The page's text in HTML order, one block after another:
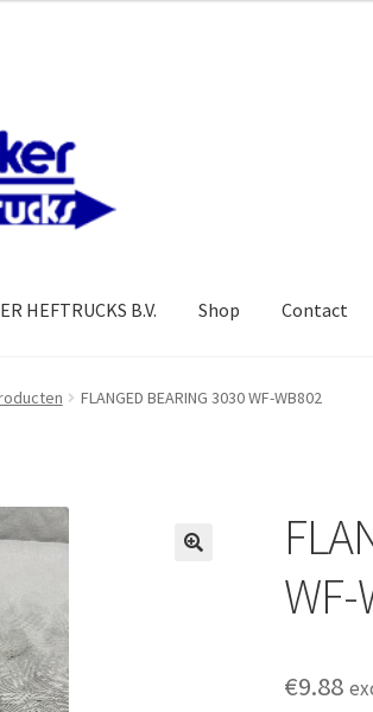
HEFTRUCKS B.V. Shop Contact
FLANGED BEARING 3030 WF-WB802
WF-
€9.88